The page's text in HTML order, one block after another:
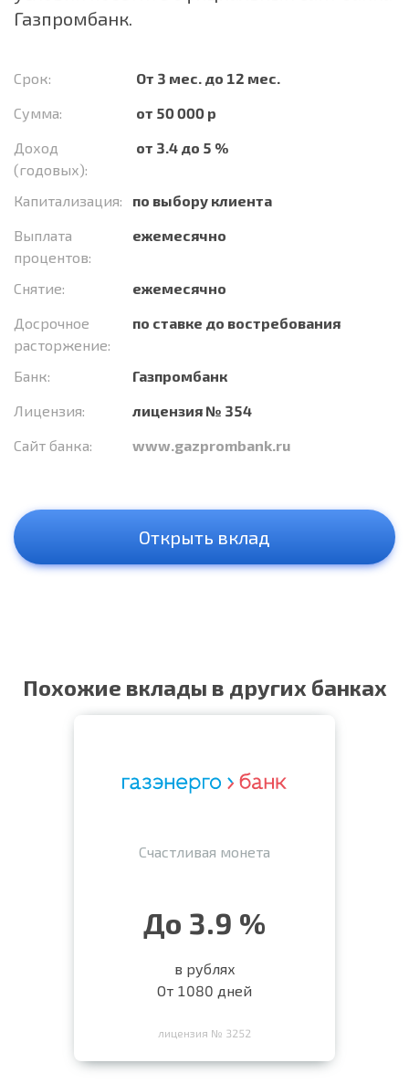
Газпромбанк.
Срок:
От 3 мес. до 12 мес.
Сумма:
от 50 000 р
Доход
(годовых):
от 3.4 до 5 %
Капитализация:
по выбору клиента
Выплата
процентов:
ежемесячно
Снятие:
ежемесячно
Досрочное
расторжение:
по ставке до востребования
Банк:
Газпромбанк
Лицензия:
лицензия № 354
Сайт банка:
www.gazprombank.ru
Открыть вклад
Похожие вклады в других банках
Счастливая монета
До 3.9 %
в рублях
От 1080 дней
лицензия № 3252